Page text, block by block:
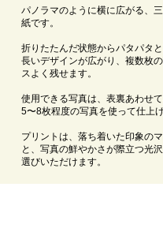
パノラマのように横に広がる、
紙です。
折りたたんだ状態からパタパタと
長いデザインが広がり、複数枚
スよく残せます。
使用できる写真は、表裏あわせて
5〜8枚程度の写真を使って仕上げ
プリントは、 落ち着いた印象の
と、 写真の鮮やかさが際立つ光
選びいただけます。